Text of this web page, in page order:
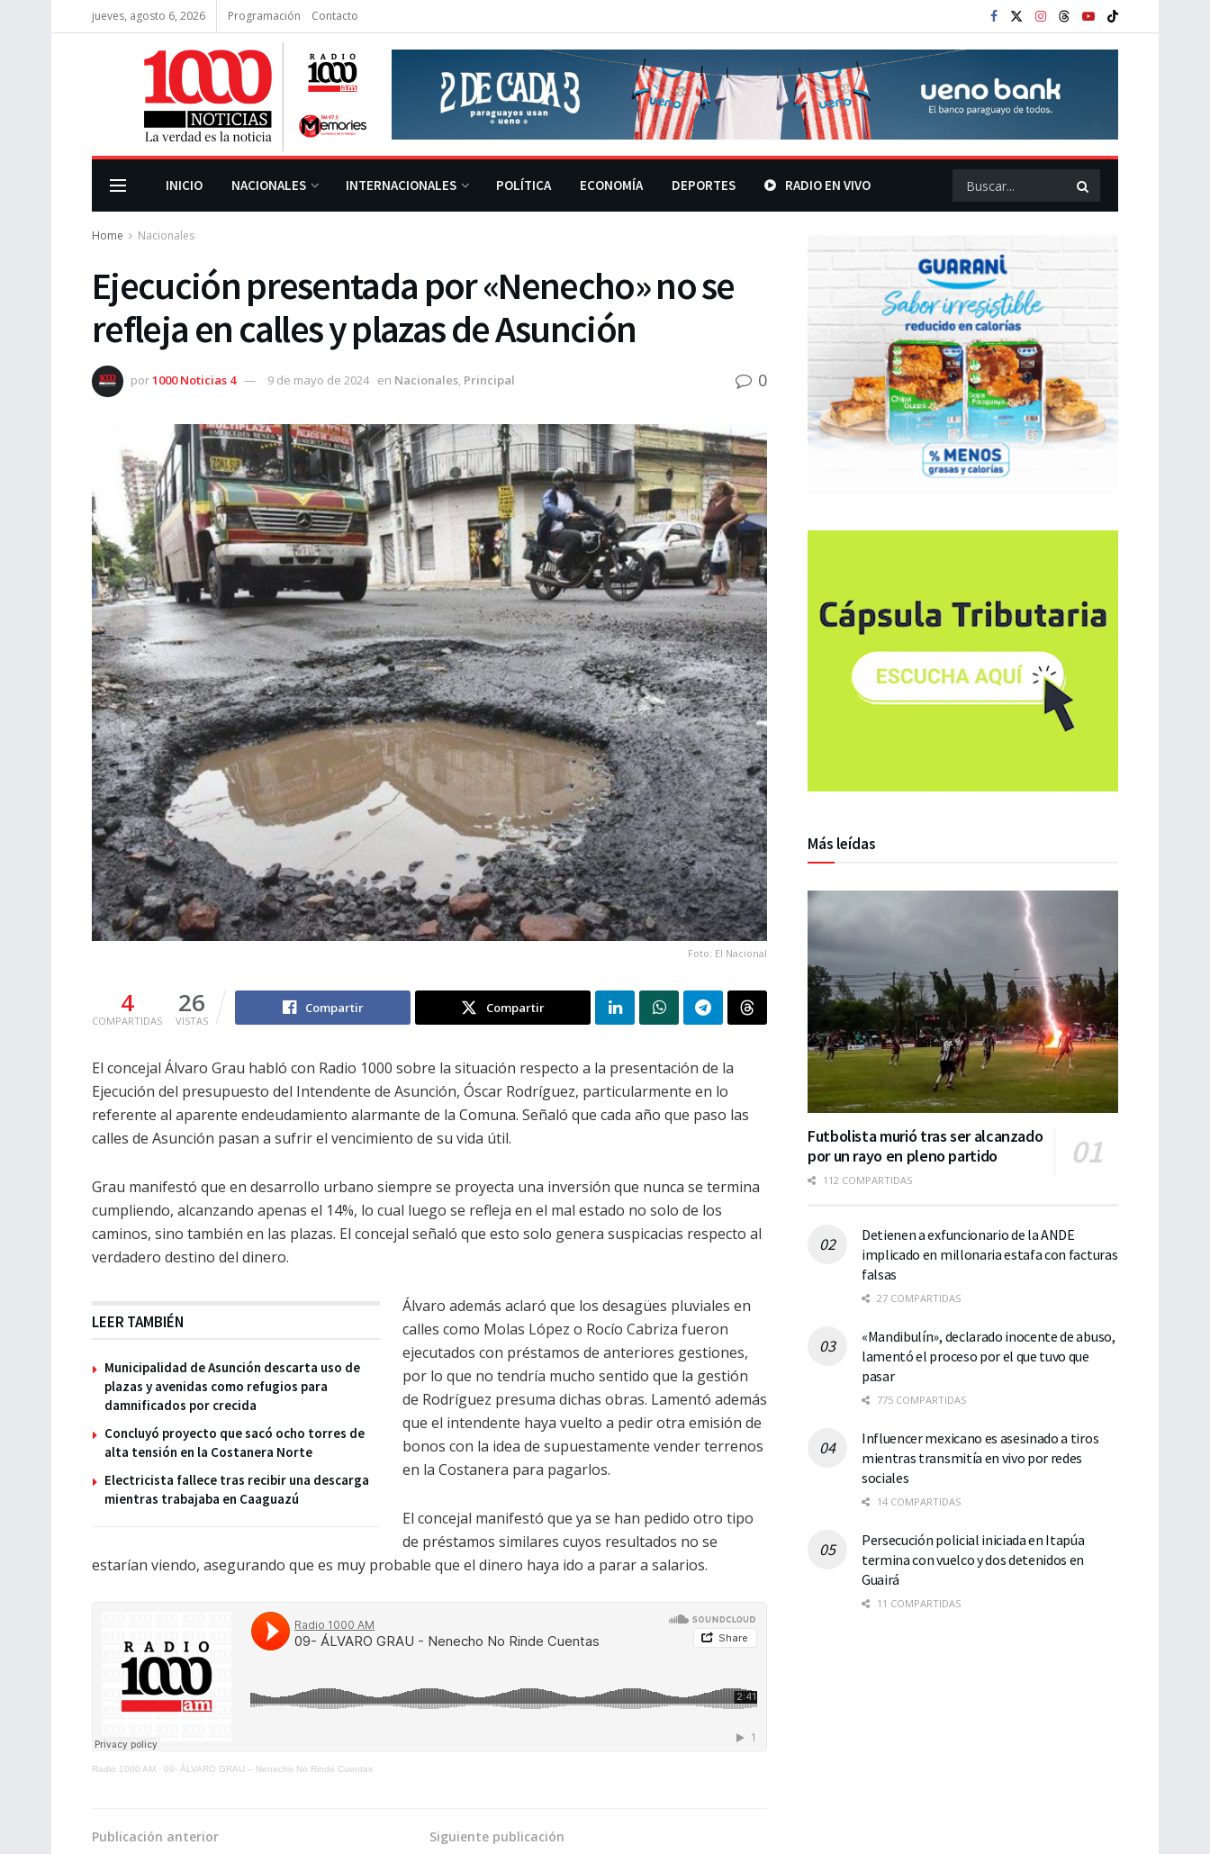
jueves, agosto 6, 2026 Programación Contacto
INICIO NACIONALES INTERNACIONALES POLÍTICA ECONOMÍA DEPORTES RADIO EN VIVO
Home Nacionales
Ejecución presentada por «Nenecho» no se
refleja en calles y plazas de Asunción
por1000 Noticias 4 9 de mayo de 2024 en Nacionales, Principal 0
Foto: El Nacional
4
COMPARTIDAS
26
VISTAS
Compartir Compartir
El concejal Álvaro Grau habló con Radio 1000 sobre la situación respecto a la presentación de la
Ejecución del presupuesto del Intendente de Asunción, Óscar Rodríguez, particularmente en lo
referente al aparente endeudamiento alarmante de la Comuna. Señaló que cada año que paso las
calles de Asunción pasan a sufrir el vencimiento de su vida útil.
Grau manifestó que en desarrollo urbano siempre se proyecta una inversión que nunca se termina
cumpliendo, alcanzando apenas el 14%, lo cual luego se refleja en el mal estado no solo de los
caminos, sino también en las plazas. El concejal señaló que esto solo genera suspicacias respecto al
verdadero destino del dinero.
LEER TAMBIÉN
Municipalidad de Asunción descarta uso de
plazas y avenidas como refugios para
damnificados por crecida
Concluyó proyecto que sacó ocho torres de
alta tensión en la Costanera Norte
Electricista fallece tras recibir una descarga
mientras trabajaba en Caaguazú
Álvaro además aclaró que los desagües pluviales en
calles como Molas López o Rocío Cabriza fueron
ejecutados con préstamos de anteriores gestiones,
por lo que no tendría mucho sentido que la gestión
de Rodríguez presuma dichas obras. Lamentó además
que el intendente haya vuelto a pedir otra emisión de
bonos con la idea de supuestamente vender terrenos
en la Costanera para pagarlos.
El concejal manifestó que ya se han pedido otro tipo
de préstamos similares cuyos resultados no se
estarían viendo, asegurando que es muy probable que el dinero haya ido a parar a salarios.
Radio 1000 AM · 09- ÁLVARO GRAU – Nenecho No Rinde Cuentas
Publicación anterior Siguiente publicación
Más leídas
Futbolista murió tras ser alcanzado
por un rayo en pleno partido
112 COMPARTIDAS
Detienen a exfuncionario de la ANDE
implicado en millonaria estafa con facturas
falsas
27 COMPARTIDAS
«Mandibulín», declarado inocente de abuso,
lamentó el proceso por el que tuvo que
pasar
775 COMPARTIDAS
Influencer mexicano es asesinado a tiros
mientras transmitía en vivo por redes
sociales
14 COMPARTIDAS
Persecución policial iniciada en Itapúa
termina con vuelco y dos detenidos en
Guairá
11 COMPARTIDAS